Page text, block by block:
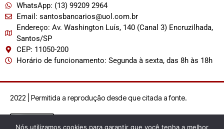
WhatsApp: (13) 99209 2964
Email: santosbancarios@uol.com.br
Endereço: Av. Washington Luís, 140 (Canal 3) Encruzilhada,
Santos/SP
CEP: 11050-200
Horário de funcionamento: Segunda à sexta, das 8h às 18h
2022 | Permitida a reprodução desde que citada a fonte.
Nós utilizamos cookies para garantir que você tenha a melhor